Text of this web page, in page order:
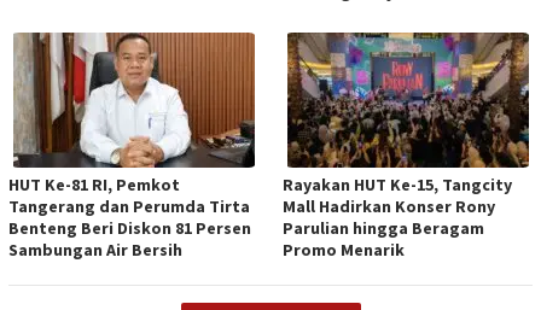
HUT Ke-81 RI, Pemkot
Tangerang dan Perumda Tirta
Benteng Beri Diskon 81 Persen
Sambungan Air Bersih
Rayakan HUT Ke-15, Tangcity
Mall Hadirkan Konser Rony
Parulian hingga Beragam
Promo Menarik